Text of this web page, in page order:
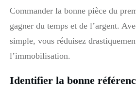
Commander la bonne pièce du
gagner du temps et de l’argent.
simple, vous réduisez
l’immobilisation.
Identifier la bonne